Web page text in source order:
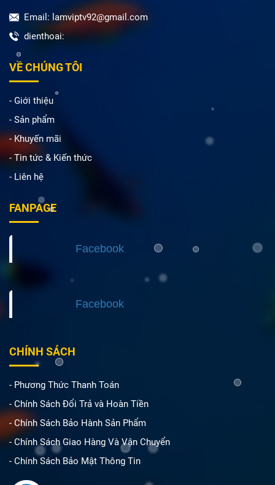
Email: lamviptv92@gmail.com
dienthoai:
VỀ CHÚNG TÔI
- Giới thiệu
- Sản phẩm
- Khuyến mãi
- Tin tức & Kiến thức
- Liên hệ
FANPAGE
Facebook
Facebook
CHÍNH SÁCH
- Phương Thức Thanh Toán
- Chính Sách Đổi Trả và Hoàn Tiền
- Chính Sách Bảo Hành Sản Phẩm
- Chính Sách Giao Hàng Và Vận Chuyển
- Chính Sách Bảo Mật Thông Tin